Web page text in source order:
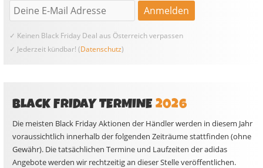
✓ Keinen Black Friday Deal aus Österreich verpassen
✓ Jederzeit kündbar! (Datenschutz)
BLACK FRIDAY TERMINE2026
Die meisten Black Friday Aktionen der Händler werden in diesem Jahr
voraussichtlich innerhalb der folgenden Zeiträume stattfinden (ohne
Gewähr). Die tatsächlichen Termine und Laufzeiten der adidas
Angebote werden wir rechtzeitig an dieser Stelle veröffentlichen.